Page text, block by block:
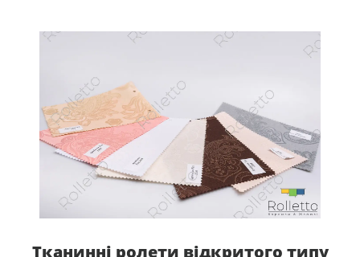
Тканинні ролети відкритого типу